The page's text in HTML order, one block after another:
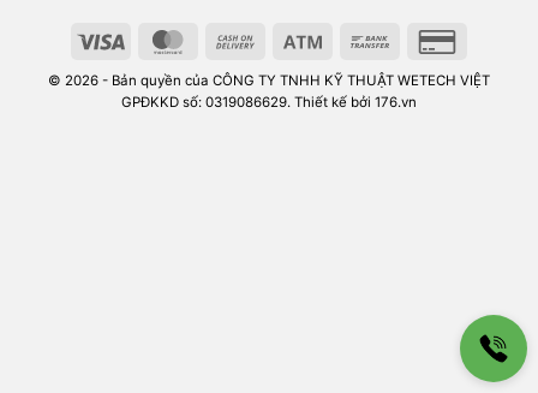
© 2026 - Bản quyền của CÔNG TY TNHH KỸ THUẬT WETECH VIỆT
GPĐKKD số: 0319086629. Thiết kế bởi 176.vn